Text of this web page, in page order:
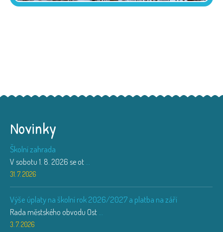
Novinky
Školní zahrada
V sobotu 1. 8. 2026 se ot
31. 7. 2026
Výše úplaty na školní rok 2026/2027 a platba na září
Rada městského obvodu Ost
3. 7. 2026